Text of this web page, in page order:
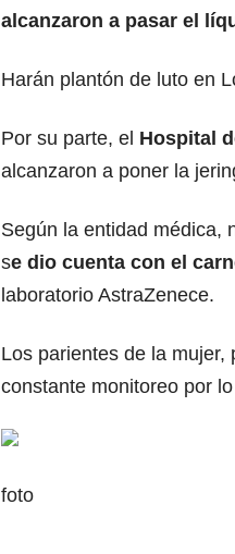
alcanzaron a pasar el
Harán plantón de luto en
Por su parte, el Hospital
alcanzaron a poner la
Según la entidad médica,
se dio cuenta con el
laboratorio AstraZenece.
Los parientes de la
constante monitoreo por
foto